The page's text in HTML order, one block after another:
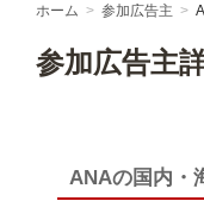
ホーム 参加広告主
参加広告主
ANAの国内・